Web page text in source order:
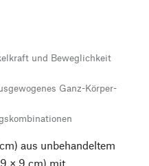
und Beweglichkeit
Ganz-Körper-
aus unbehandeltem
× 9 cm) mit